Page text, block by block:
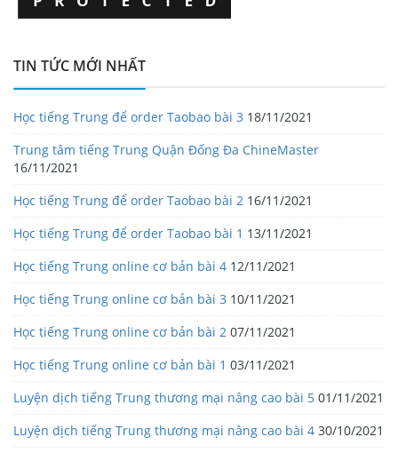
TIN TỨC MỚI NHẤT
Học tiếng Trung để order Taobao bài 3 18/11/2021
Trung tâm tiếng Trung Quận Đống Đa ChineMaster
16/11/2021
Học tiếng Trung để order Taobao bài 2 16/11/2021
Học tiếng Trung để order Taobao bài 1 13/11/2021
Học tiếng Trung online cơ bản bài 4 12/11/2021
Học tiếng Trung online cơ bản bài 3 10/11/2021
Học tiếng Trung online cơ bản bài 2 07/11/2021
Học tiếng Trung online cơ bản bài 1 03/11/2021
Luyện dịch tiếng Trung thương mại nâng cao bài 5 01/11/2021
Luyện dịch tiếng Trung thương mại nâng cao bài 4 30/10/2021